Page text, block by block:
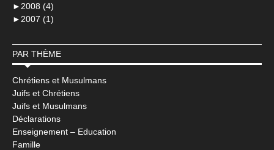
► 2008 (4)
► 2007 (1)
PAR THÈME
Chrétiens et Musulmans
Juifs et Chrétiens
Juifs et Musulmans
Déclarations
Enseignement – Education
Famille